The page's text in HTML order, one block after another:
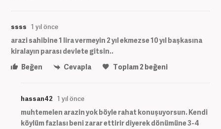
ssss 1 yıl önce
arazi sahibine 1 lira vermeyin 2 yıl ekmezse 10 yıl başkasına
kiralayın parası devlete gitsin..
Beğen
Cevapla Toplam2beğeni
hassan42 1 yıl önce
muhtemelen arazin yok böyle rahat konuşuyorsun. Kendi
köylüm fazlası beni zarar ettirir diyerek dönümüne 3-4